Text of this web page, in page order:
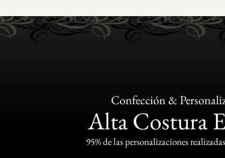
Confección &
Alta Costura
95% de las personalizaciones